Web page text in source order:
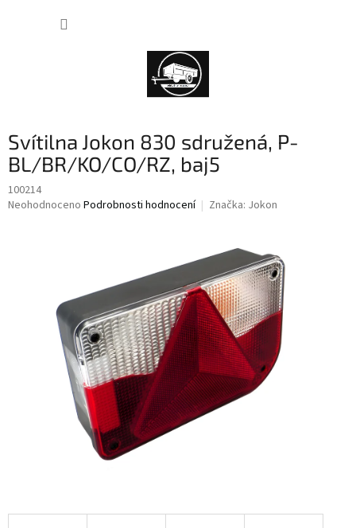
Svítilna Jokon 830 sdružená, P-
BL/BR/KO/CO/RZ, baj5
100214
Průměrné
hvězdiček.
Neohodnoceno Podrobnosti hodnocení Značka: Jokon